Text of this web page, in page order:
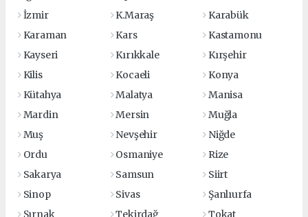
İzmir
K.Maraş
Karabük
Karaman
Kars
Kastamonu
Kayseri
Kırıkkale
Kırşehir
Kilis
Kocaeli
Konya
Kütahya
Malatya
Manisa
Mardin
Mersin
Muğla
Muş
Nevşehir
Niğde
Ordu
Osmaniye
Rize
Sakarya
Samsun
Siirt
Sinop
Sivas
Şanlıurfa
Şırnak
Tekirdağ
Tokat